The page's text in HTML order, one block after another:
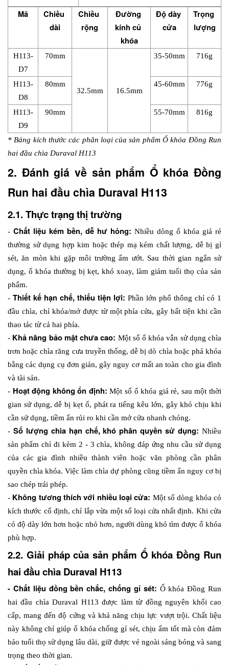
Mã
Chiều
dài
Chiều
rộng
Đường
kính củ
khóa
Độ dày
cửa
Trọng
lượng
H113-
D7
70mm
32.5mm 16.5mm
35-50mm 716g
H113-
D8
80mm 45-60mm 776g
H113-
D9
90mm 55-70mm 816g
* Bảng kích thước các phân loại của sản phẩm Ổ khóa Đồng Run
hai đầu chìa Duraval H113
2. Đánh giá về sản phẩm Ổ khóa Đồng
Run hai đầu chìa Duraval H113
2.1. Thực trạng thị trường
- Chất liệu kém bền, dễ hư hỏng: Nhiều dòng ổ khóa giá rẻ
thường sử dụng hợp kim hoặc thép mạ kém chất lượng, dễ bị gỉ
sét, ăn mòn khi gặp môi trường ẩm ướt. Sau thời gian ngắn sử
dụng, ổ khóa thường bị kẹt, khó xoay, làm giảm tuổi thọ của sản
phẩm.
- Thiết kế hạn chế, thiếu tiện lợi: Phần lớn phổ thông chỉ có 1
đầu chìa, chỉ khóa/mở được từ một phía cửa, gây bất tiện khi cần
thao tác từ cả hai phía.
- Khả năng bảo mật chưa cao: Một số ổ khóa vẫn sử dụng chìa
trơn hoặc chìa răng cưa truyền thống, dễ bị dò chìa hoặc phá khóa
bằng các dụng cụ đơn giản, gây nguy cơ mất an toàn cho gia đình
và tài sản.
- Hoạt động không ổn định: Một số ổ khóa giá rẻ, sau một thời
gian sử dụng, dễ bị kẹt ổ, phát ra tiếng kêu lớn, gây khó chịu khi
cần sử dụng, tiềm ẩn rủi ro khi cần mở cửa nhanh chóng.
- Số lượng chìa hạn chế, khó phân quyền sử dụng: Nhiều
sản phẩm chỉ đi kèm 2 - 3 chìa, không đáp ứng nhu cầu sử dụng
của các gia đình nhiều thành viên hoặc văn phòng cần phân
quyền chìa khóa. Việc làm chìa dự phòng cũng tiềm ẩn nguy cơ bị
sao chép trái phép.
- Không tương thích với nhiều loại cửa: Một số dòng khóa có
kích thước cố định, chỉ lắp vừa một số loại cửa nhất định. Khi cửa
có độ dày lớn hơn hoặc nhỏ hơn, người dùng khó tìm được ổ khóa
phù hợp.
2.2. Giải pháp của sản phẩm Ổ khóa Đồng Run
hai đầu chìa Duraval H113
- Chất liệu đồng bền chắc, chống gỉ sét: Ổ khóa Đồng Run
hai đầu chìa Duraval H113 được làm từ đồng nguyên khối cao
cấp, mang đến độ cứng và khả năng chịu lực vượt trội. Chất liệu
này không chỉ giúp ổ khóa chống gỉ sét, chịu ẩm tốt mà còn đảm
bảo tuổi thọ sử dụng lâu dài, giữ được vẻ ngoài sáng bóng và sang
trọng theo thời gian.